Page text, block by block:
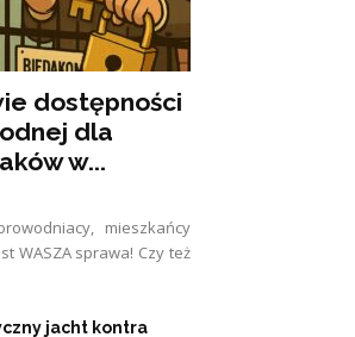
dostępności
dla
w...
mieszkańcy
WASZA sprawa! Czy też
jacht kontra